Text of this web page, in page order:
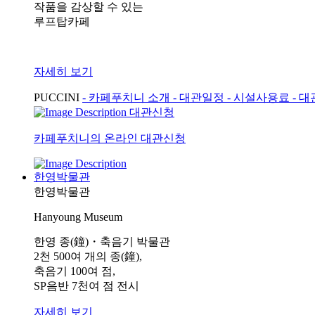
작품을 감상할 수 있는
루프탑카페
자세히 보기
PUCCINI - 카페푸치니 소개 - 대관일정 - 시설사용료 - 대
대관신청
카페푸치니의 온라인 대관신청
한영박물관
한영박물관
Hanyoung Museum
한영 종(鐘)・축음기 박물관
2천 500여 개의 종(鐘),
축음기 100여 점,
SP음반 7천여 점 전시
자세히 보기